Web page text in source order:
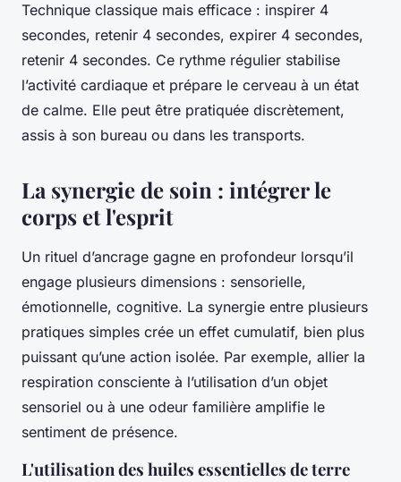
Technique classique mais efficace : inspirer 4
secondes, retenir 4 secondes, expirer 4 secondes,
retenir 4 secondes. Ce rythme régulier stabilise
l’activité cardiaque et prépare le cerveau à un état
de calme. Elle peut être pratiquée discrètement,
assis à son bureau ou dans les transports.
La synergie de soin : intégrer le
corps et l'esprit
Un rituel d’ancrage gagne en profondeur lorsqu’il
engage plusieurs dimensions : sensorielle,
émotionnelle, cognitive. La synergie entre plusieurs
pratiques simples crée un effet cumulatif, bien plus
puissant qu’une action isolée. Par exemple, allier la
respiration consciente à l’utilisation d’un objet
sensoriel ou à une odeur familière amplifie le
sentiment de présence.
L'utilisation des huiles essentielles de terre